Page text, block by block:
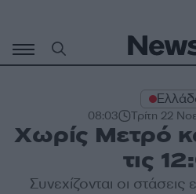
περιεχόμενο
08:03 Τρίτη 22
Χωρίς Μετρό
τις
Συνεχίζονται οι